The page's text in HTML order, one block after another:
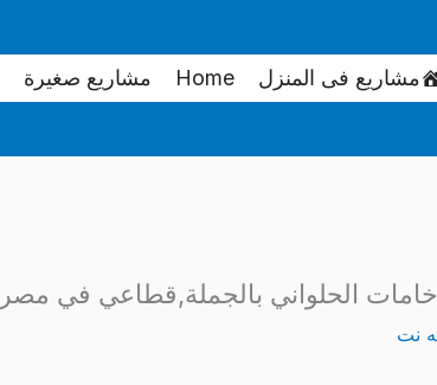
مشاريع فى المنزل Home مشاريع صغيرة
خامات الحلواني بالجملة,قطاعي في مصر
نت